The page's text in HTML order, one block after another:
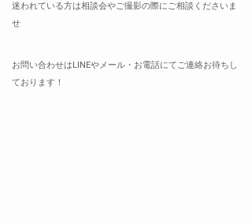
迷われている方は相談会やご撮影の際にご相談くださいま
せ
お問い合わせはLINEやメール・お電話にてご連絡お待ちし
ております！